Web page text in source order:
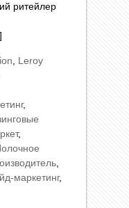
ритейлер
Leroy
,
,
маркетинг,